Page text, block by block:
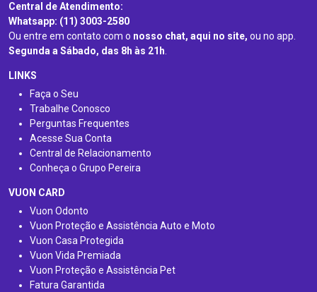
Central de Atendimento:
Whatsapp: (11) 3003-2580
Ou entre em contato com o nosso chat, aqui no site, ou no app.
Segunda a Sábado, das 8h às 21h.
LINKS
Faça o Seu
Trabalhe Conosco
Perguntas Frequentes
Acesse Sua Conta
Central de Relacionamento
Conheça o Grupo Pereira
VUON CARD
Vuon Odonto
Vuon Proteção e Assistência Auto e Moto
Vuon Casa Protegida
Vuon Vida Premiada
Vuon Proteção e Assistência Pet
Fatura Garantida